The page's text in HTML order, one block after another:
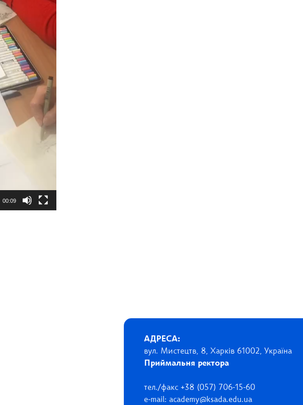
00:09
АДРЕСА:
вул. Мистецтв, 8, Харків 61002, Україна
Приймальня ректора
тел./факс +38 (057) 706-15-60
e-mail: academy@ksada.edu.ua